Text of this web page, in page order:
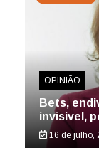
OPINIÃO
Bets,
invisível,
16 de julho,